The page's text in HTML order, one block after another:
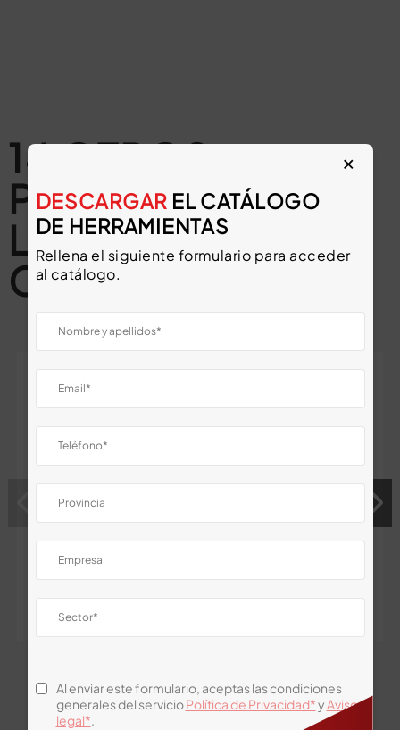
14 OTROS
PRODUCTOS EN
LA MISMA
CATEGORÍA:
Pistola Jet-Tube
600ml
Confort-Touch
×
DESCARGAR EL CATÁLOGO
DE HERRAMIENTAS
Rellena el siguiente formulario para acceder
al catálogo.
Al enviar este formulario, aceptas las condiciones
generales del servicioPolítica de Privacidad*yAviso
legal*.